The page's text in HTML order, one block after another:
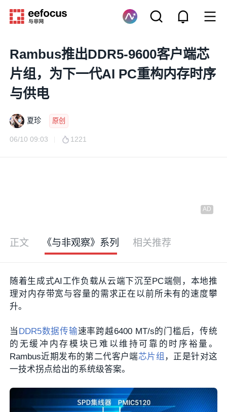
Rambus推出DDR5-9600客户端芯
片组，为下一代AI PC重构内存时序
与供电
夏珍 原创
06/10 09:03 1221
正文 《与非观察》系列 相关推荐
随着生成式AI工作负载从云端下沉至PC端侧，本地推
理对内存带宽与容量的需求正在以前所未有的速度攀
升。
当 DDR5数据传输速率跨越6400 MT/s的门槛后，传统
的无缓冲内存模块已难以维持可靠的时序裕量。
Rambus近期发布的第二代客户端芯片组 ，正是针对这
一技术拐点给出的系统级答案。